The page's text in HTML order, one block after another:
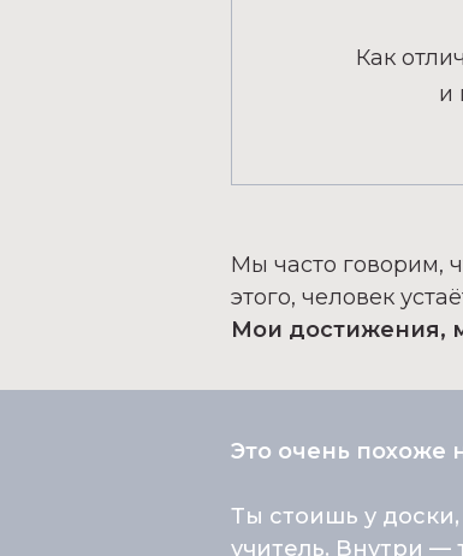
Как
и
Мы часто говорим,
этого, человек
Мои достижения,
Это очень похоже
Ты стоишь у доски,
учитель. Внутри —